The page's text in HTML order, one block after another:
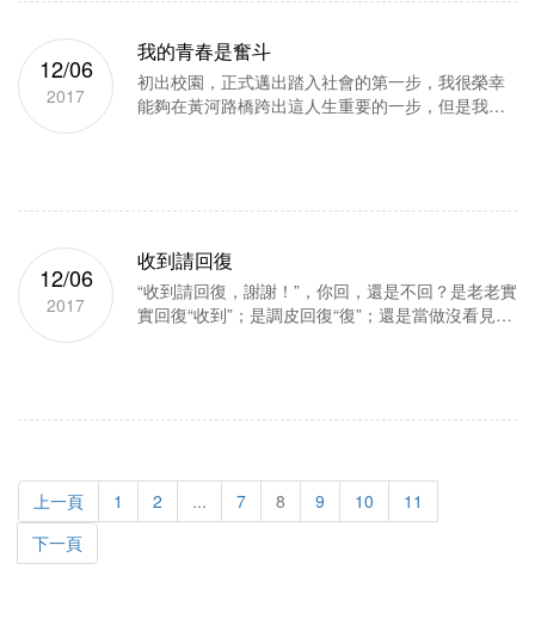
12/06
2017
我的青春是奮斗
初出校園，正式邁出踏入社會的第一步，我很榮幸
能夠在黃河路橋跨出這人生重要的一步，但是我也
12/06
2017
收到請回復
“收到請回復，謝謝！”，你回，還是不回？是老老實
實回復“收到”；是調皮回復“復”；還是當做沒看見，
上一頁 1 2 ... 7 8 9 10
11
下一頁